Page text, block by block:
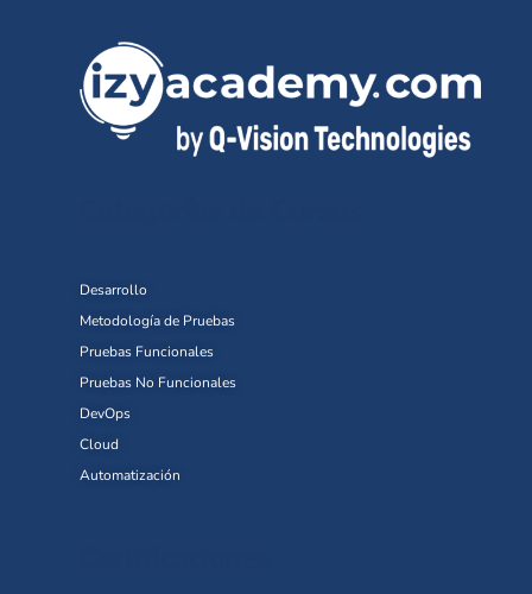
Desarrollo
Metodología de Pruebas
Pruebas Funcionales
Pruebas No Funcionales
DevOps
Cloud
Automatización